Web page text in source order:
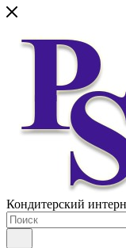
Кондитерский